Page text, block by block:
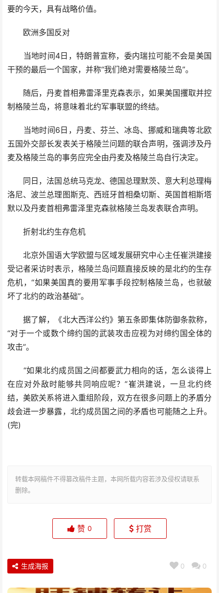
要的今天，具有战略价值。
欧洲多国反对
当地时间4日，特朗普宣称，委内瑞拉可能不会是美国
干预的最后一个国家，并称“我们绝对需要格陵兰岛”。
随后，丹麦首相弗雷泽里克森表示，如果美国攫取并控
制格陵兰岛，将意味着北约军事联盟的终结。
当地时间6日，丹麦、芬兰、冰岛、挪威和瑞典等北欧
五国外交部长发表关于格陵兰问题的联合声明，强调涉及丹
麦及格陵兰岛的事务应完全由丹麦及格陵兰岛自行决定。
同日，法国总统马克龙、德国总理默茨、意大利总理梅
洛尼、波兰总理图斯克、西班牙首相桑切斯、英国首相斯塔
默以及丹麦首相弗雷泽里克森就格陵兰岛发表联合声明。
折射北约生存危机
北京外国语大学欧盟与区域发展研究中心主任崔洪建接
受记者采访时表示，格陵兰岛问题直接反映的是北约的生存
危机，“如果美国真的要用军事手段控制格陵兰岛，也就破
坏了北约的政治基础”。
据了解，《北大西洋公约》第五条即集体防御条款称，
“对于一个或数个缔约国的武装攻击应视为对缔约国全体的
攻击”。
“如果北约成员国之间都要武力相向的话，怎么谈得上
在应对外敌时能够共同响应呢？”崔洪建说，一旦北约终
结，美欧关系将进入重组阶段，双方在很多问题上的矛盾分
歧会进一步暴露，北约成员国之间的矛盾也可能随之上升。
(完)
转载本网稿件不得篡改稿件主题，本网所载内容若涉及侵权请联系
删除。
赞 0 打赏
0 0
生成海报